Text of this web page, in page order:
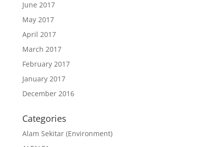
June 2017
May 2017
April 2017
March 2017
February 2017
January 2017
December 2016
Categories
Alam Sekitar (Environment)